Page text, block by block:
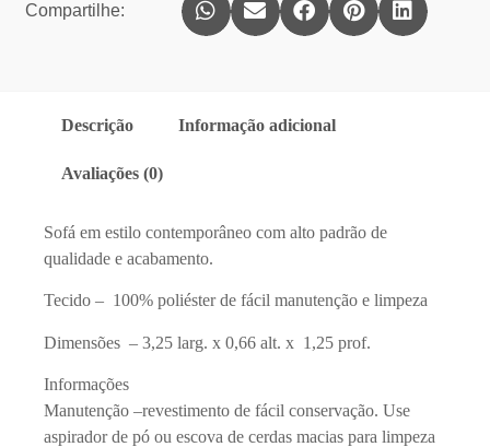
Compartilhe:
Descrição Informação adicional
Avaliações (0)
Sofá em estilo contemporâneo com alto padrão de
qualidade e acabamento.
Tecido – 100% poliéster de fácil manutenção e limpeza
Dimensões – 3,25 larg. x 0,66 alt. x 1,25 prof.
Informações
Manutenção –revestimento de fácil conservação. Use
aspirador de pó ou escova de cerdas macias para limpeza